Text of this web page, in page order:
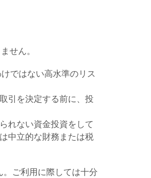
せん。
ではない高水準のリス
引を決定する前に、投
れない資金投資をして
中立的な財務または税
ご利用に際しては十分